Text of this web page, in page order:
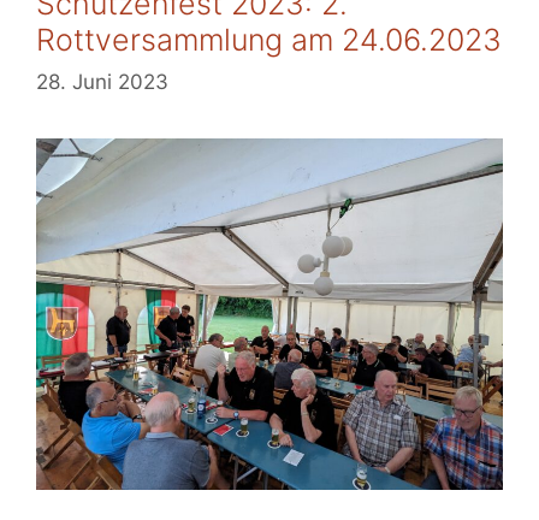
Rottversammlung am 24.06.2023
28. Juni 2023